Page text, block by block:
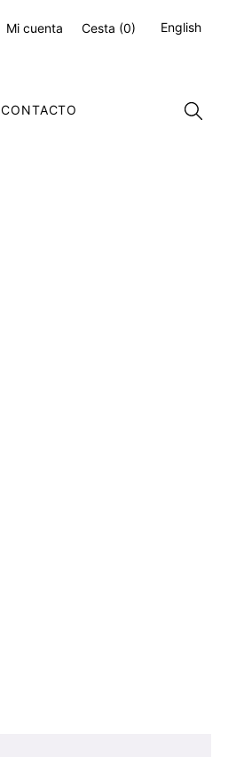
Mi cuenta Cesta (0) English
CONTACTO